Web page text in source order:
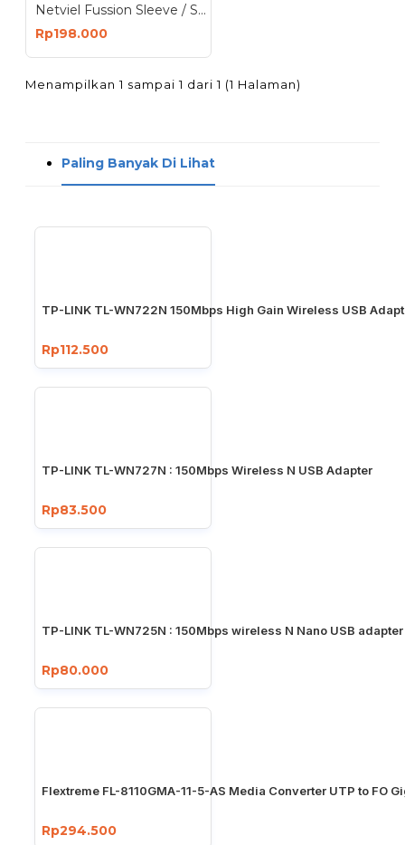
Netviel Fussion Sleeve / Splice Protector
Rp198.000
Menampilkan 1 sampai 1 dari 1 (1 Halaman)
Paling Banyak Di Lihat
TP-LINK TL-WN722N 150Mbps High Gain Wireless USB
Rp112.500
TP-LINK TL-WN727N : 150Mbps Wireless N USB Adapter
Rp83.500
TP-LINK TL-WN725N : 150Mbps wireless N Nano USB adapter
Rp80.000
Flextreme FL-8110GMA-11-5-AS Media Converter UTP to FO
Rp294.500